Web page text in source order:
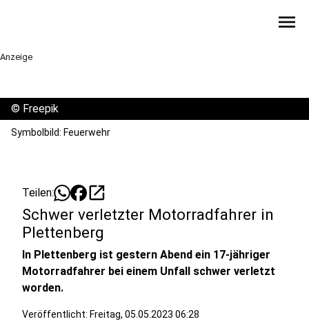
menu
Anzeige
© Freepik
Symbolbild: Feuerwehr
Teilen: open_in_new
Schwer verletzter Motorradfahrer in
Plettenberg
In Plettenberg ist gestern Abend ein 17-jähriger
Motorradfahrer bei einem Unfall schwer verletzt
worden.
Veröffentlicht: Freitag, 05.05.2023 06:28